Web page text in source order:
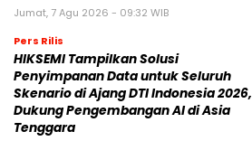
Jumat, 7 Agu 2026 - 09:32 WIB
Pers Rilis
HIKSEMI Tampilkan Solusi
Penyimpanan Data untuk Seluruh
Skenario di Ajang DTI Indonesia 2026,
Dukung Pengembangan AI di Asia
Tenggara